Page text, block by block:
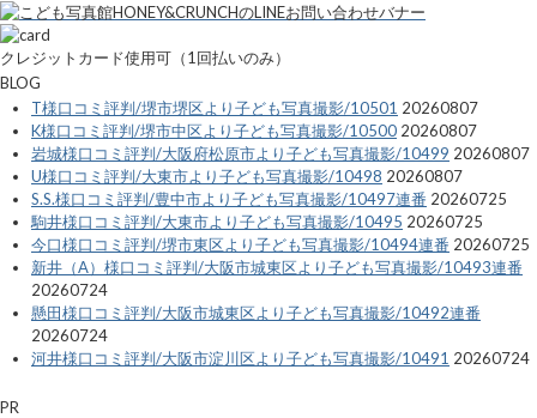
クレジットカード使用可（1回払いのみ）
BLOG
T様口コミ評判/堺市堺区より子ども写真撮影/10501 20260807
K様口コミ評判/堺市中区より子ども写真撮影/10500 20260807
岩城様口コミ評判/大阪府松原市より子ども写真撮影/10499 20260807
U様口コミ評判/大東市より子ども写真撮影/10498 20260807
S.S.様口コミ評判/豊中市より子ども写真撮影/10497連番 20260725
駒井様口コミ評判/大東市より子ども写真撮影/10495 20260725
今口様口コミ評判/堺市東区より子ども写真撮影/10494連番 20260725
新井（A）様口コミ評判/大阪市城東区より子ども写真撮影/10493連番
20260724
懸田様口コミ評判/大阪市城東区より子ども写真撮影/10492連番
20260724
河井様口コミ評判/大阪市淀川区より子ども写真撮影/10491 20260724
PR